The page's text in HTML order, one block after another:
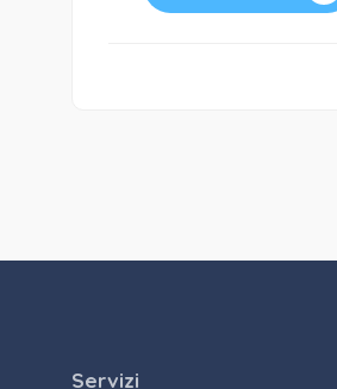
Servizi